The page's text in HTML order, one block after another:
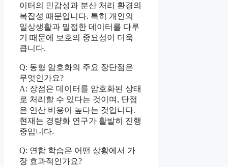
이터의 민감성과 분산 처리 환경의
복잡성 때문입니다. 특히 개인의
일상생활과 밀접한 데이터를 다루
기 때문에 보호의 중요성이 더욱
큽니다.
Q: 동형 암호화의 주요 장단점은
무엇인가요?
A: 장점은 데이터를 암호화된 상태
로 처리할 수 있다는 것이며, 단점
은 연산 비용이 높다는 것입니다.
현재는 경량화 연구가 활발히 진행
중입니다.
Q: 연합 학습은 어떤 상황에서 가
장 효과적인가요?